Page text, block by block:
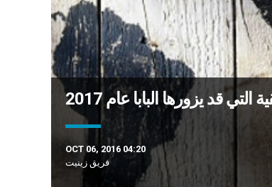
قد يزورها البابا عام 2017
OCT 06, 2016 04:20
فريق زينيت